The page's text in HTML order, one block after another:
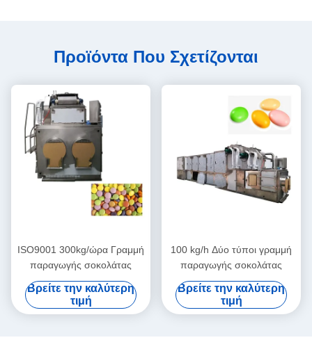
Προϊόντα Που Σχετίζονται
ISO9001 300kg/ώρα Γραμμή
παραγωγής σοκολάτας
Βρείτε την καλύτερη
τιμή
100 kg/h Δύο τύποι γραμμή
παραγωγής σοκολάτας
Βρείτε την καλύτερη
τιμή